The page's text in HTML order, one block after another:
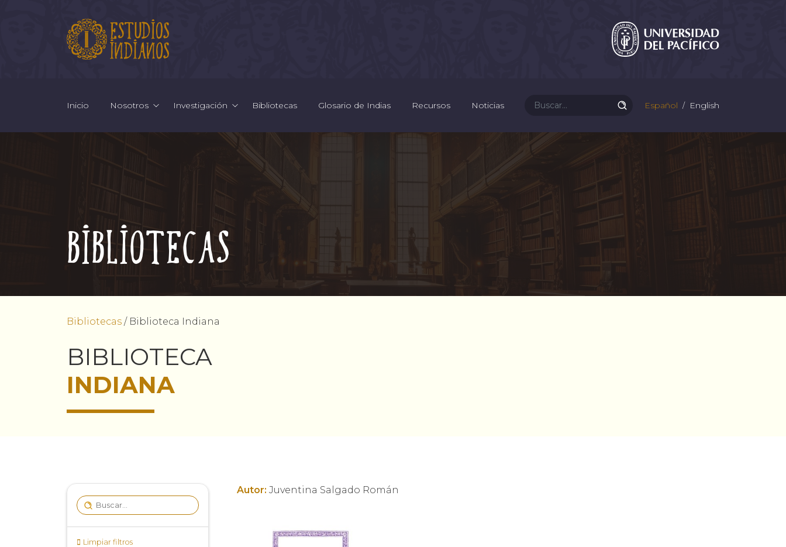
Inicio Nosotros Investigación Bibliotecas Glosario de Indias Recursos Noticias Español English
Bibliotecas
Bibliotecas / Biblioteca Indiana
BIBLIOTECA
INDIANA
Limpiar filtros
Autor: Juventina Salgado Román